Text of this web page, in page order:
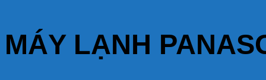
MÁY LẠNH